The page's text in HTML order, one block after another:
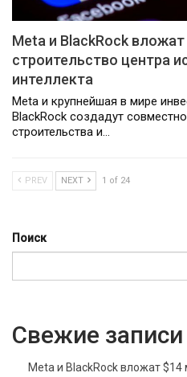
Meta и BlackRock
строительство центра
интеллекта
Meta и крупнейшая в мире
BlackRock создадут
строительства и…
PREV NEXT 1 of 24
Поиск
Свежие записи
Meta и BlackRock вложат